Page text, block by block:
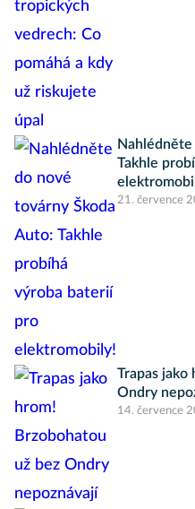
Takhle
21. července
Trapas jako
Ondry
14. července